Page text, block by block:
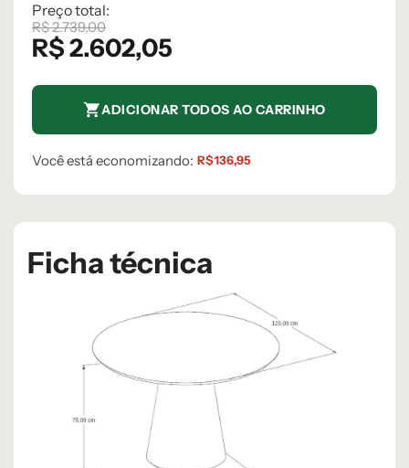
Preço total:
R$2.739,00
R$2.602,05
ADICIONAR TODOS AO CARRINHO
Você está economizando: R$136,95
Ficha técnica